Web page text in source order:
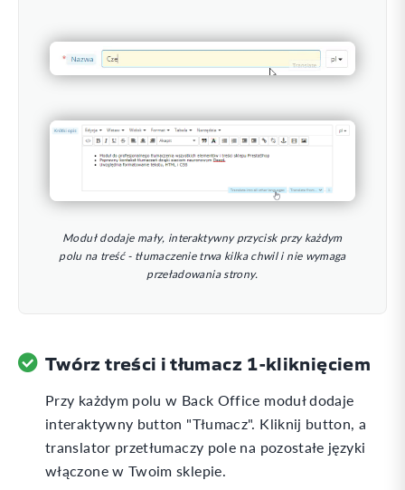
Moduł dodaje mały, interaktywny przycisk przy każdym
polu na treść - tłumaczenie trwa kilka chwil i nie wymaga
przeładowania strony.
Twórz treści i tłumacz 1-kliknięciem
Przy każdym polu w Back Office moduł dodaje
interaktywny button "Tłumacz". Kliknij button, a
translator przetłumaczy pole na pozostałe języki
włączone w Twoim sklepie.